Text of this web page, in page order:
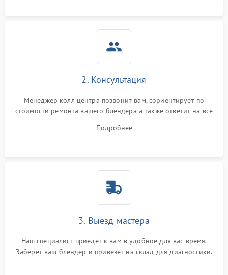
2. Консультация
Менеджер колл центра позвонит вам, сориентирует по
стоимости ремонта вашего блендера а также ответит на все
Подробнее
3. Выезд мастера
Наш специалист приедет к вам в удобное для вас время.
Заберет ваш блендер и привезет на склад для диагностики.